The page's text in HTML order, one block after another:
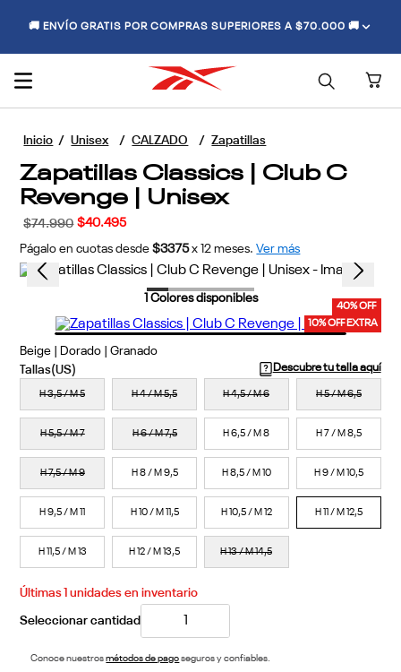
🚚 ENVÍO GRATIS POR COMPRAS SUPERIORES A $70.000 🚚
Unisex CALZADO Zapatillas
Zapatillas Classics | Club C
Revenge | Unisex
$74.990 $40.495
Págalo en cuotas desde $3375 x 12 meses. Ver más
40% OFF
10% OFF EXTRA
Colores disponibles
Beige | Dorado | Granado
Descubre tu talla aquí
H 3,5 / M 5 H 4 / M 5,5 H 4,5 / M 6 H 5 / M 6,5
H 5,5 / M 7 H 6 / M 7,5 H 6,5 / M 8 H 7 / M 8,5
H 7,5 / M 9 H 8 / M 9,5 H 8,5 / M 10 H 9 / M 10,5
H 9,5 / M 11 H 10 / M 11,5 H 10,5 / M 12 H 11 / M 12,5
H 11,5 / M 13 H 12 / M 13,5 H 13 / M 14,5
Últimas unidades en inventario
Conoce nuestrosmétodos de pagoseguros y confiables.